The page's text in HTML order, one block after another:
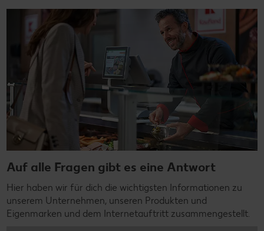
Auf alle Fragen gibt es eine Antwort
Hier haben wir für dich die wichtigsten Informationen zu
unserem Unternehmen, unseren Produkten und
Eigenmarken und dem Internetauftritt zusammengestellt.